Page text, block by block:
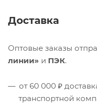
Доставка
Оптовые заказы
линии» и ПЭК.
от 60 000 ₽
транспортной